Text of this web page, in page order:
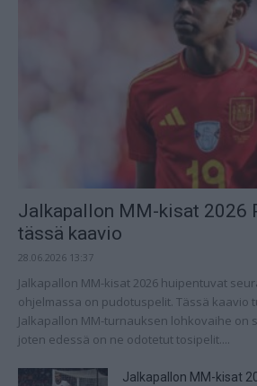
Jalkapallon MM-kisat 2026
tässä kaavio
28.06.2026 13:37
Jalkapallon MM-kisat 2026 huipentuvat
ohjelmassa on pudotuspelit. Tässä kaavio
Jalkapallon MM-turnauksen lohkovaihe on
joten edessä on ne odotetut tosipelit....
Jalkapallon MM-kisat